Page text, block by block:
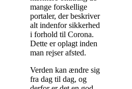
mange forskellige
portaler, der beskriver
alt indenfor sikkerhed
i forhold til Corona.
Dette er oplagt inden
man rejser afsted.
Verden kan ændre sig
fra dag til dag, og